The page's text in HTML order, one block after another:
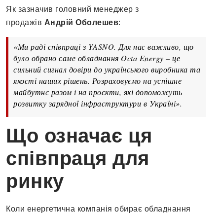
Як зазначив головний менеджер з
продажів Андрій Оболешев:
«Ми раді співпраці з YASNO. Для нас важливо, що
було обрано саме обладнання Octa Energy – це
сильний сигнал довіри до українського виробника та
якості наших рішень. Розраховуємо на успішне
майбутнє разом і на проєкти, які допоможуть
розвитку зарядної інфраструктури в Україні».
Що означає ця
співпраця для
ринку
Коли енергетична компанія обирає обладнання